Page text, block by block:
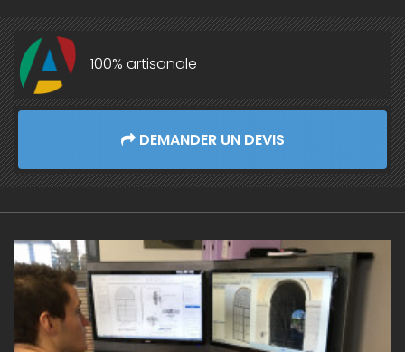
100% artisanale
DEMANDER UN DEVIS